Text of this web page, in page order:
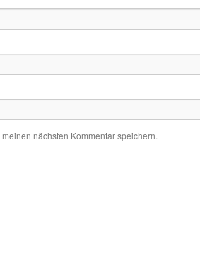
nächsten Kommentar speichern.